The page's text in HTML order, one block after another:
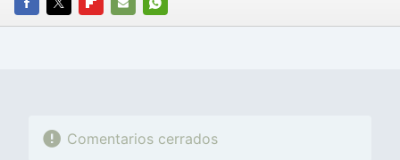
FACEBOOK
TWITTERFLIPBOARD
E-
WHATSAPP
Comentarios cerrados